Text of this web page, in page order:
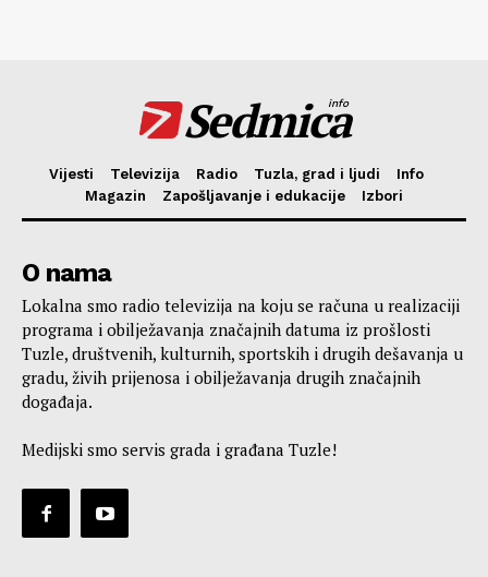
Sedmica
info
Vijesti Televizija Radio Tuzla, grad i ljudi
Info
Magazin
Zapošljavanje i edukacije Izbori
O nama
Lokalna smo radio televizija na koju se računa u realizaciji
programa i obilježavanja značajnih datuma iz prošlosti
Tuzle, društvenih, kulturnih, sportskih i drugih dešavanja u
gradu, živih prijenosa i obilježavanja drugih značajnih
događaja.
Medijski smo servis grada i građana Tuzle!